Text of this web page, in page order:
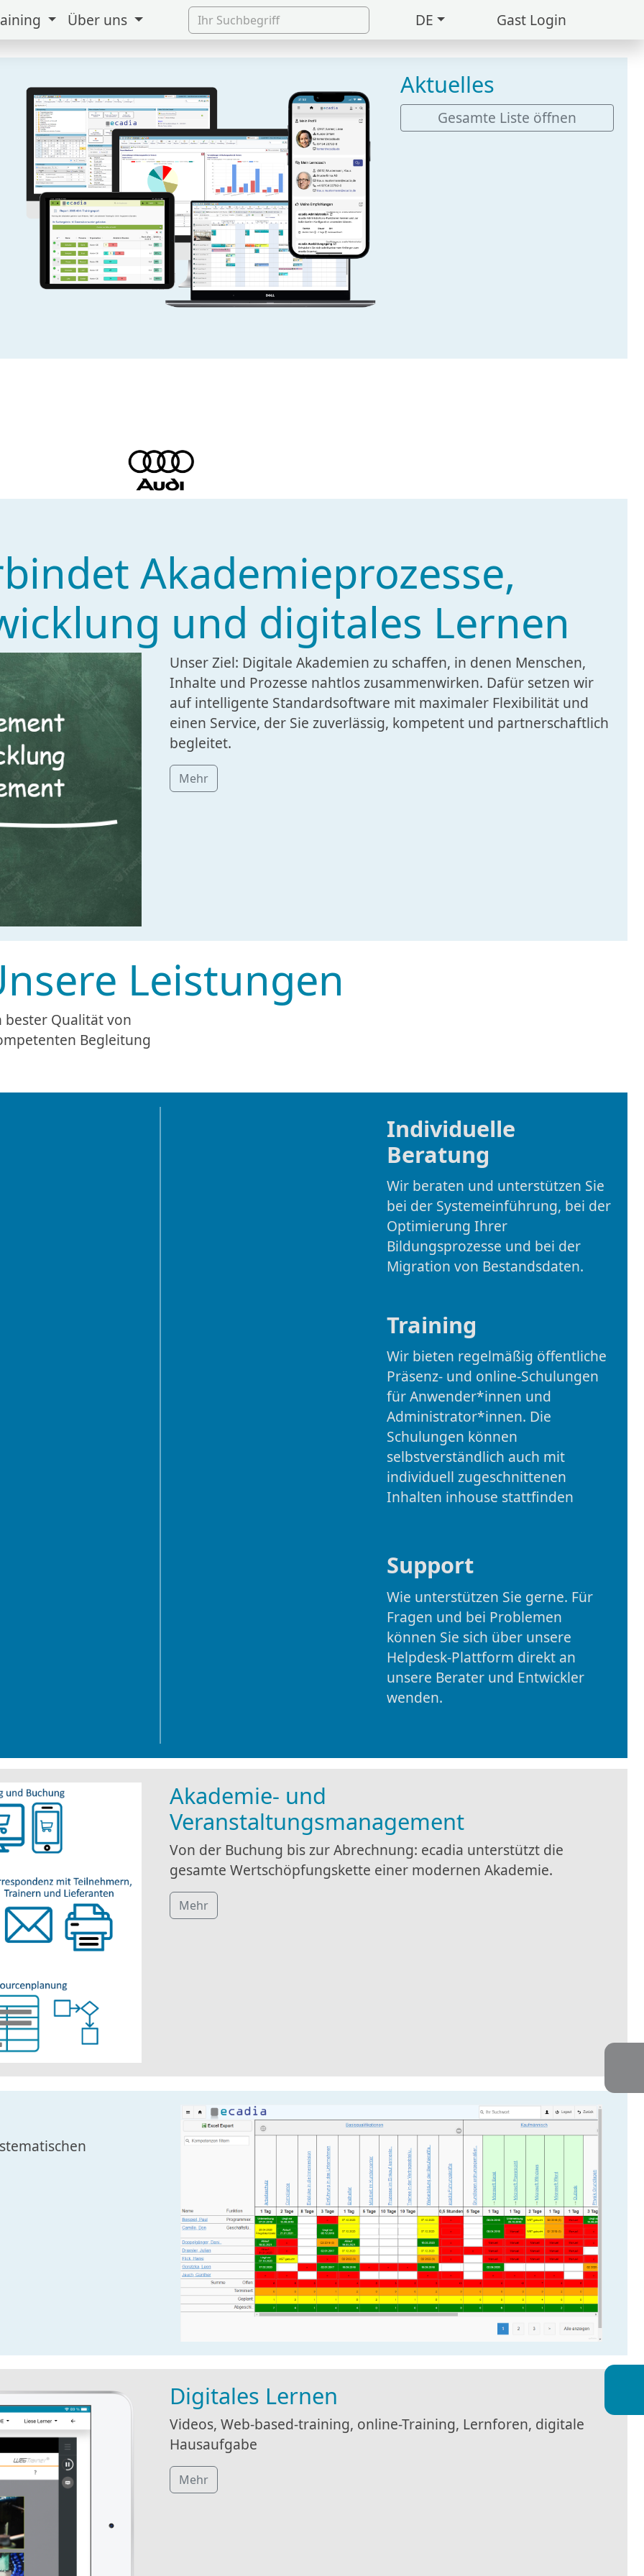
Über uns DE Gast Login
Aktuelles
Gesamte Liste öffnen
Akademieprozesse,
und digitales Lernen
Unser Ziel: Digitale Akademien zu schaffen, in denen Menschen,
Inhalte und Prozesse nahtlos zusammenwirken. Dafür setzen wir
auf intelligente Standardsoftware mit maximaler Flexibilität und
einen Service, der Sie zuverlässig, kompetent und partnerschaftlich
begleitet.
Mehr
Leistungen
Begleitung
Individuelle
Beratung
Wir beraten und unterstützen Sie
bei der Systemeinführung, bei der
Optimierung Ihrer
Bildungsprozesse und bei der
Migration von Bestandsdaten.
Wir bieten regelmäßig öffentliche
Präsenz- und online-Schulungen
für Anwender*innen und
Administrator*innen. Die
Schulungen können
selbstverständlich auch mit
individuell zugeschnittenen
Inhalten inhouse stattfinden
Wie unterstützen Sie gerne. Für
Fragen und bei Problemen
können Sie sich über unsere
Helpdesk-Plattform direkt an
unsere Berater und Entwickler
wenden.
Akademie- und
Veranstaltungsmanagement
Von der Buchung bis zur Abrechnung: ecadia unterstützt die
gesamte Wertschöpfungskette einer modernen Akademie.
Mehr
Digitales Lernen
Videos, Web-based-training, online-Training, Lernforen, digitale
Hausaufgabe
Mehr